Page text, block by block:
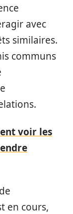
avec
similaires.
communs
voir les
en cours,